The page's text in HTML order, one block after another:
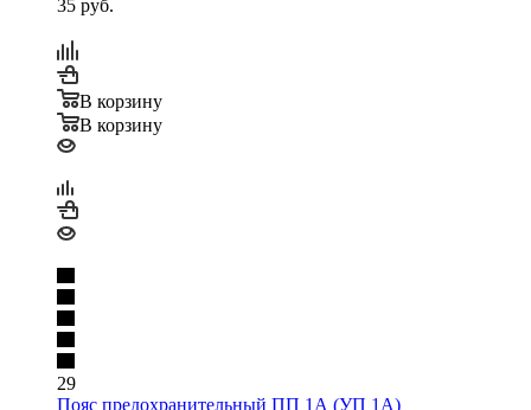
35 руб.
В корзину
В корзину
29
Пояс предохранительный ПП 1А (УП 1А)